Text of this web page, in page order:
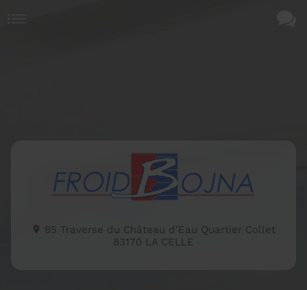
85 Traverse du Château d'Eau Quartier Collet
83170 LA CELLE